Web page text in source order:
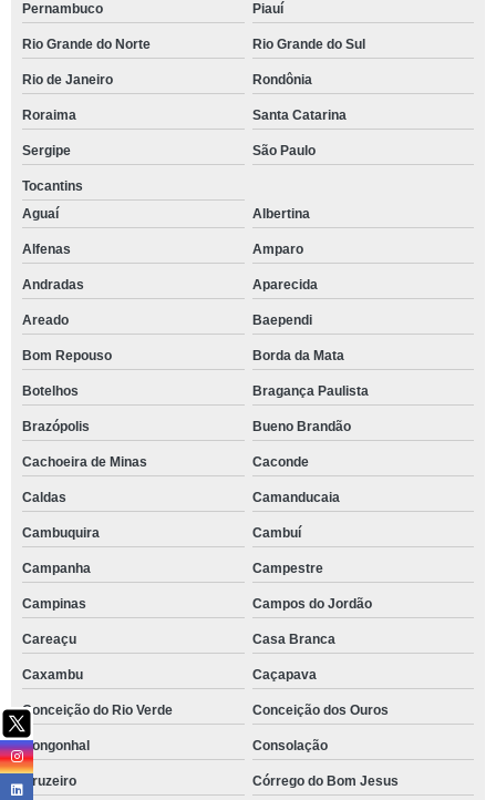
Pernambuco Piauí
Rio Grande do Norte Rio Grande do Sul
Rio de Janeiro Rondônia
Roraima Santa Catarina
Sergipe São Paulo
Tocantins
Aguaí
Albertina
Alfenas Amparo
Andradas Aparecida
Areado Baependi
Bom Repouso Borda da Mata
Botelhos Bragança Paulista
Brazópolis Bueno Brandão
Cachoeira de Minas Caconde
Caldas Camanducaia
Cambuquira Cambuí
Campanha Campestre
Campinas Campos do Jordão
Careaçu Casa Branca
Caxambu Caçapava
Conceição do Rio Verde Conceição dos Ouros
Congonhal Consolação
Cruzeiro Córrego do Bom Jesus